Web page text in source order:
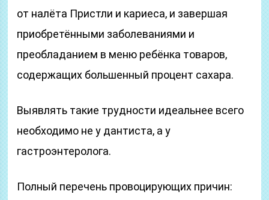
от налёта Пристли и кариеса, и завершая
приобретёнными заболеваниями и
преобладанием в меню ребёнка товаров,
содержащих большенный процент сахара.
Выявлять такие трудности идеальнее всего
необходимо не у дантиста, а у
гастроэнтеролога.
Полный перечень провоцирующих причин: